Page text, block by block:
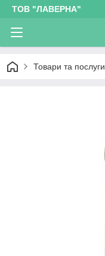
ТОВ "ЛАВЕРНА"
Товари та послуги